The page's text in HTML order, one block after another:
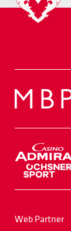
Web Partner